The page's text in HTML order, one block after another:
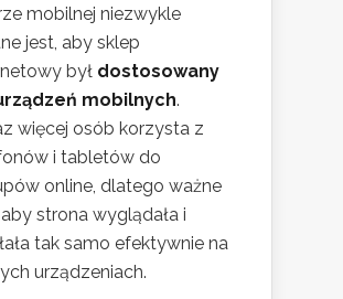
mobilnej niezwykle
jest, aby sklep
był dostosowany
mobilnych.
więcej osób korzysta z
i tabletów do
online, dlatego ważne
strona wyglądała i
tak samo efektywnie na
urządzeniach.